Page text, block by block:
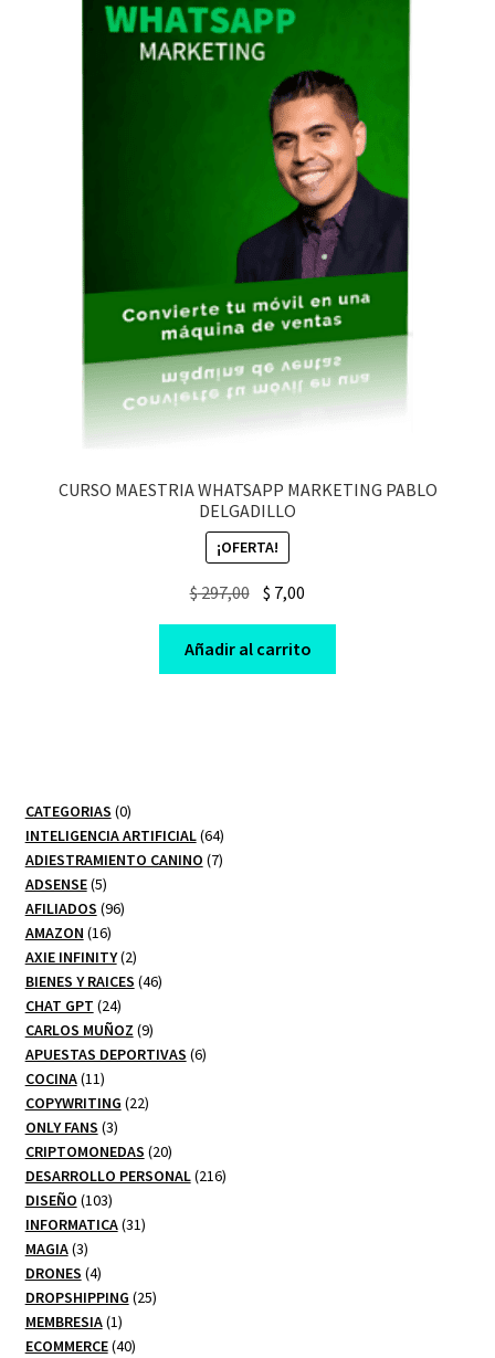
CURSO MAESTRIA WHATSAPP MARKETING PABLO
DELGADILLO
¡OFERTA!
$297,00 Original
price
was:
$ 297,00.
$ 7,00
price
is:
$ 7,00.
Añadir al carrito
CATEGORIAS 00
productos
INTELIGENCIA ARTIFICIAL 6464
productos
ADIESTRAMIENTO CANINO 77
ADSENSE 55
productos
AFILIADOS 9696
AMAZON 1616
productos
AXIE INFINITY 22
productos
BIENES Y RAICES 4646
CHAT GPT 2424
productos
CARLOS MUÑOZ 99
productos
APUESTAS DEPORTIVAS 66
COCINA 1111
productos
COPYWRITING 2222
ONLY FANS 33
productos
CRIPTOMONEDAS 2020
productos
DESARROLLO PERSONAL 216216
DISEÑO 103103
productos
INFORMATICA 3131
MAGIA 33
productos
DRONES 44
productos
DROPSHIPPING 2525
MEMBRESIA 11
producto
ECOMMERCE 4040